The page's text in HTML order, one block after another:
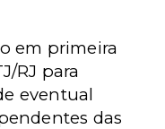
em primeira
RJ para
eventual
das